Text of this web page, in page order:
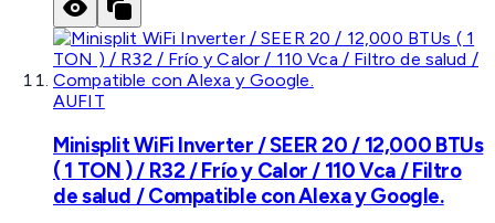
AUFIT
Minisplit WiFi Inverter / SEER 20 / 12,000 BTUs
( 1 TON ) / R32 / Frío y Calor / 110 Vca / Filtro
de salud / Compatible con Alexa y Google.